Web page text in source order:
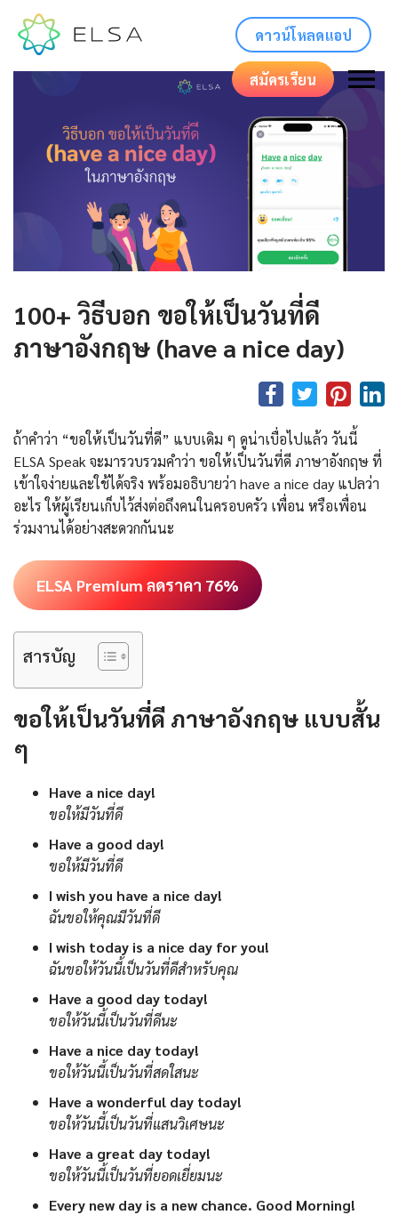
ดาวน์โหลดแอป
สมัครเรียน
100+ วิธีบอก ขอให้เป็นวันที่ดี
ภาษาอังกฤษ (have a nice day)
ถ้าคำว่า “ขอให้เป็นวันที่ดี” แบบเดิม ๆ ดูน่าเบื่อไปแล้ว วันนี้
ELSA Speak จะมารวบรวมคำว่า ขอให้เป็นวันที่ดี ภาษาอังกฤษ ที่
เข้าใจง่ายและใช้ได้จริง พร้อมอธิบายว่า have a nice day แปลว่า
อะไร ให้ผู้เรียนเก็บไว้ส่งต่อถึงคนในครอบครัว เพื่อน หรือเพื่อน
ร่วมงานได้อย่างสะดวกกันนะ
ELSA Premium ลดราคา 76%
สารบัญ
ขอให้เป็นวันที่ดี ภาษาอังกฤษ แบบสั้น
ๆ
Have a nice day!
ขอให้มีวันที่ดี
Have a good day!
ขอให้มีวันที่ดี
I wish you have a nice day!
ฉันขอให้คุณมีวันที่ดี
I wish today is a nice day for you!
ฉันขอให้วันนี้เป็นวันที่ดีสำหรับคุณ
Have a good day today!
ขอให้วันนี้เป็นวันที่ดีนะ
Have a nice day today!
ขอให้วันนี้เป็นวันที่สดใสนะ
Have a wonderful day today!
ขอให้วันนี้เป็นวันที่แสนวิเศษนะ
Have a great day today!
ขอให้วันนี้เป็นวันที่ยอดเยี่ยมนะ
Every new day is a new chance. Good Morning!